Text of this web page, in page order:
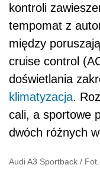
kontroli
tempomat z
między
cruise control
doświetlania
klimatyzacja.
cali, a sportowe
dwóch różnych
Audi A3 Sportback /